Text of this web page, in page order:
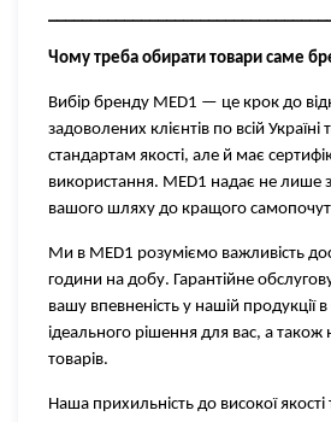
Чому треба обирати товари саме
Вибір бренду MED1 — це крок до
задоволених клієнтів по всій
стандартам якості, але й має
використання. MED1 надає не лише
вашого шляху до кращого
Ми в MED1 розуміємо важливість
години на добу. Гарантійне
вашу впевненість у нашій
ідеального рішення для вас, а
товарів.
Наша прихильність до високої